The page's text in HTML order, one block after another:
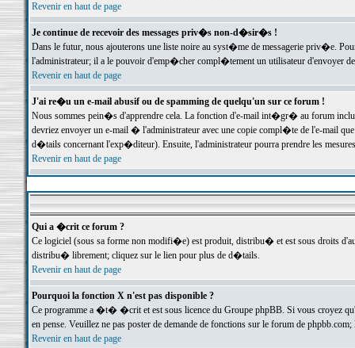
Revenir en haut de page
Je continue de recevoir des messages priv�s non-d�sir�s !
Dans le futur, nous ajouterons une liste noire au syst�me de messagerie priv�e.
l'administrateur; il a le pouvoir d'emp�cher compl�tement un utilisateur d'envoyer
Revenir en haut de page
J'ai re�u un e-mail abusif ou de spamming de quelqu'un sur ce forum !
Nous sommes pein�s d'apprendre cela. La fonction d'e-mail int�gr� au forum inclut
devriez envoyer un e-mail � l'administrateur avec une copie compl�te de l'e-mail
d�tails concernant l'exp�diteur). Ensuite, l'administrateur pourra prendre les
Revenir en haut de page
Qui a �crit ce forum ?
Ce logiciel (sous sa forme non modifi�e) est produit, distribu� et est sous droits
distribu� librement; cliquez sur le lien pour plus de d�tails.
Revenir en haut de page
Pourquoi la fonction X n'est pas disponible ?
Ce programme a �t� �crit et est sous licence du Groupe phpBB. Si vous croyez
en pense. Veuillez ne pas poster de demande de fonctions sur le forum de
Revenir en haut de page